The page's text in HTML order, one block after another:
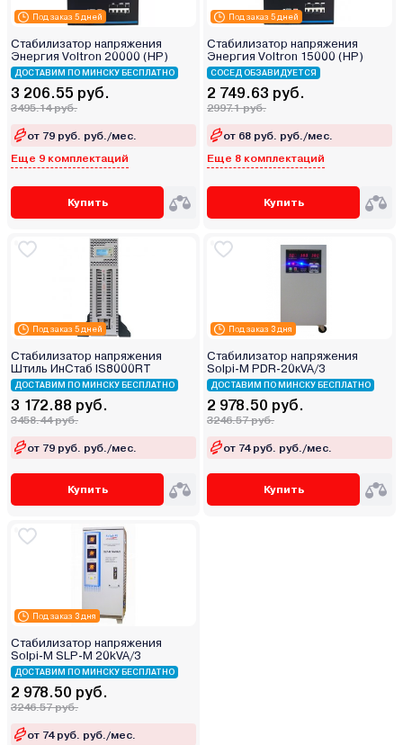
Под заказ 5 дней
Стабилизатор напряжения
Энергия Voltron 20000 (HP)
ДОСТАВИМ ПО МИНСКУ БЕСПЛАТНО
3 206.55 руб.
3495.14 руб.
от 79 руб. руб./мес.
Еще 9 комплектаций
Купить
Под заказ 5 дней
Стабилизатор напряжения
Энергия Voltron 15000 (HP)
СОСЕД ОБЗАВИДУЕТСЯ
2 749.63 руб.
2997.1 руб.
от 68 руб. руб./мес.
Еще 8 комплектаций
Купить
Под заказ 5 дней
Стабилизатор напряжения
Штиль ИнСтаб IS8000RT
ДОСТАВИМ ПО МИНСКУ БЕСПЛАТНО
3 172.88 руб.
3458.44 руб.
от 79 руб. руб./мес.
Купить
Под заказ 3 дня
Стабилизатор напряжения
Solpi-M PDR-20кVA/3
ДОСТАВИМ ПО МИНСКУ БЕСПЛАТНО
2 978.50 руб.
3246.57 руб.
от 74 руб. руб./мес.
Купить
Под заказ 3 дня
Стабилизатор напряжения
Solpi-M SLP-M 20kVA/3
ДОСТАВИМ ПО МИНСКУ БЕСПЛАТНО
2 978.50 руб.
3246.57 руб.
от 74 руб. руб./мес.